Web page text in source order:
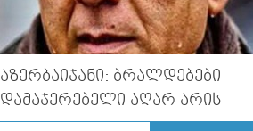
ᲐᲖᲔᲠᲑᲐᲘᲯᲐᲜᲘ: ᲑᲠᲐᲚᲓᲔᲑᲔᲑᲘ
ᲓᲐᲛᲐᲯᲔᲠᲔᲑᲔᲚᲘ ᲐᲦᲐᲠ ᲐᲠᲘᲡ